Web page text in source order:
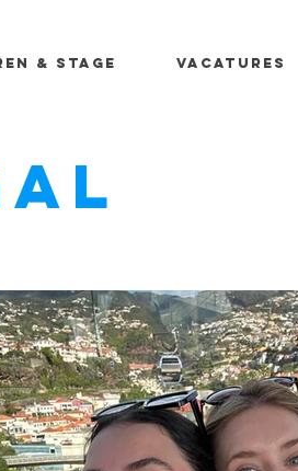
& stage Vacatures